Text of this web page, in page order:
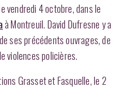
vendredi 4 octobre, dans le
à Montreuil. David Dufresne y a
ses précédents ouvrages, de
violences policières.
Grasset et Fasquelle, le 2